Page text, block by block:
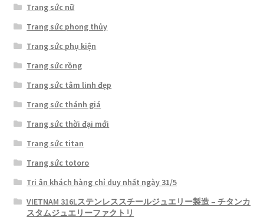
Trang sức nữ
Trang sức phong thủy
Trang sức phụ kiện
Trang sức rồng
Trang sức tâm linh đẹp
Trang sức thánh giá
Trang sức thời đại mới
Trang sức titan
Trang sức totoro
Tri ân khách hàng chỉ duy nhất ngày 31/5
VIETNAM 316Lステンレススチールジュエリー製造 – チタンカ
スタムジュエリーファクトリ